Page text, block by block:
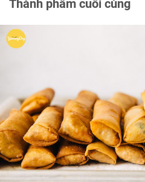
Thành phẩm cuối cùng